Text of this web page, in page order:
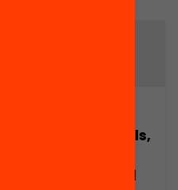
Cultures juvenils,
transició social